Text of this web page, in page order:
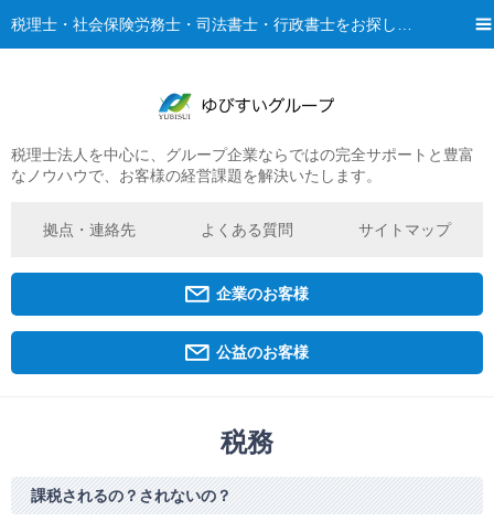
税理士法人を中心に、グループ企業ならではの完全サポートと豊富
なノウハウで、お客様の経営課題を解決いたします。
拠点・連絡先 よくある質問 サイトマップ
企業のお客様
公益のお客様
ご挨拶
グループ概要
ゆびすいのあゆみ
京都オフィス
相続・贈与・事業承継をお考えの方
税務
課税されるの？されないの？